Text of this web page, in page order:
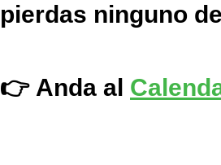
pierdas ninguno
👉 Anda al